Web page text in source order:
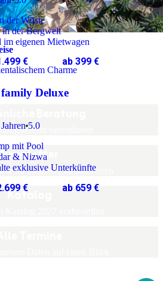
der Wüste
in der Bergwelt
eigenen Mietwagen
€ ab 399 €
Charme
Deluxe
5.0
mit Pool
& Nizwa
exklusive Unterkünfte
€ ab 659 €
vereinbaren
Newsletter
zu unseren Familienreisen
Katalog